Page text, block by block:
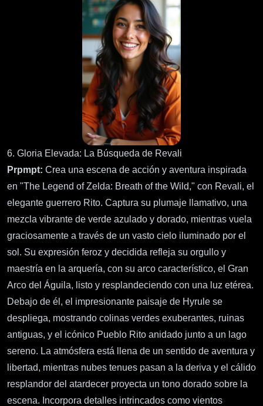
6. Gloria Elevada: La Búsqueda de Revali
Prpmpt: Crea una escena de acción y aventura inspirada
en "The Legend of Zelda: Breath of the Wild," con Revali, el
elegante guerrero Rito. Captura su plumaje llamativo, una
mezcla vibrante de verde azulado y dorado, mientras vuela
graciosamente a través de un vasto cielo iluminado por el
sol. Su expresión feroz y decidida refleja su orgullo y
maestría en la arquería, con su arco característico, el Gran
Arco del Águila, listo y resplandeciendo con una luz etérea.
Debajo de él, el impresionante paisaje de Hyrule se
despliega, mostrando colinas verdes exuberantes, ruinas
antiguas, y el icónico Pueblo Rito anidado junto a un lago
sereno. La atmósfera está llena de un sentido de aventura y
libertad, mientras nubes tenues pasan a la deriva y el cálido
resplandor del atardecer proyecta un tono dorado sobre la
escena. Incorpora detalles intrincados como vientos